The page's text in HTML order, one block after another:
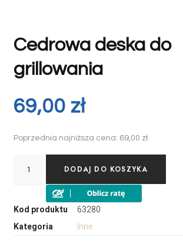
Cedrowa deska do
grillowania
69,00 zł
Poprzednia najniższa cena: 69,00 zł.
DODAJ DO KOSZYKA
Kod produktu
63280
Kategoria
Inne